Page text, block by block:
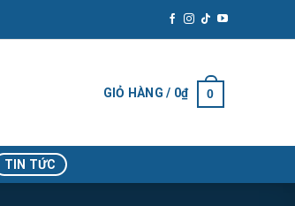
GIỎ HÀNG / 0₫ 0
TIN TỨC